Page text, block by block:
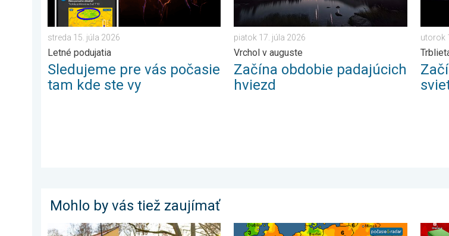
streda 15. júla 2026
Letné podujatia
Sledujeme pre vás počasie
tam kde ste vy
piatok 17. júla 2026
Vrchol v auguste
Začína obdobie padajúcich
hviezd
utorok
Mohlo by vás tiež zaujímať
Ako účinne ochrániť úrodu pred mrazmi?. Najväčší jarný strašiak. . . streda 29. apríla 2026
UV index stúpa už poriadne vysoko. Nepodceňte